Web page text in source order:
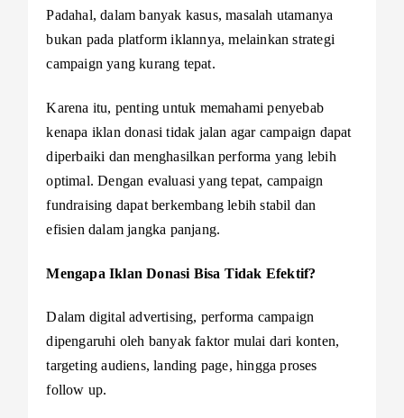
Padahal, dalam banyak kasus, masalah utamanya
bukan pada platform iklannya, melainkan strategi
campaign yang kurang tepat.
Karena itu, penting untuk memahami penyebab
kenapa iklan donasi tidak jalan agar campaign dapat
diperbaiki dan menghasilkan performa yang lebih
optimal. Dengan evaluasi yang tepat, campaign
fundraising dapat berkembang lebih stabil dan
efisien dalam jangka panjang.
Mengapa Iklan Donasi Bisa Tidak Efektif?
Dalam digital advertising, performa campaign
dipengaruhi oleh banyak faktor mulai dari konten,
targeting audiens, landing page, hingga proses
follow up.